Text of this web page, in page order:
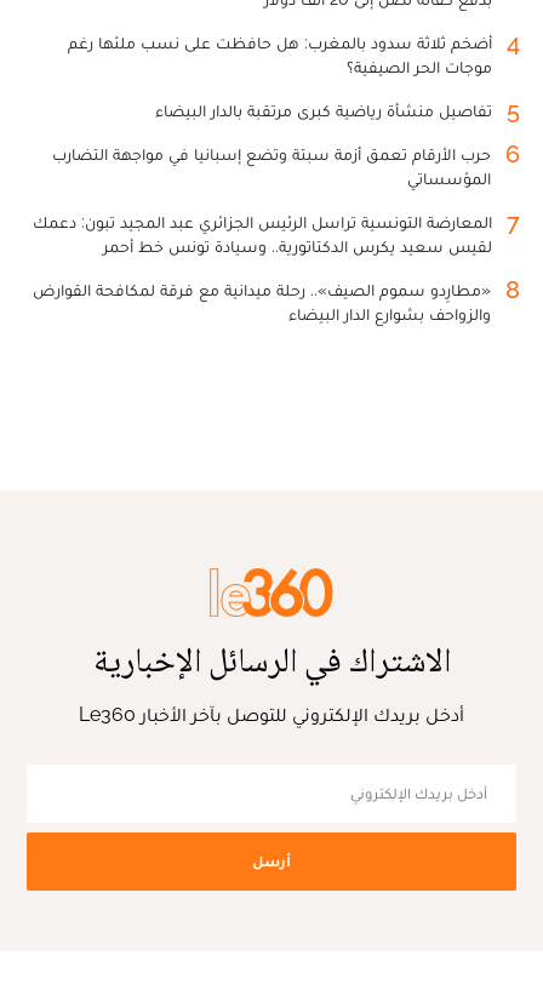
4
أضخم ثلاثة سدود بالمغرب: هل حافظت على نسب ملئها رغم
موجات الحر الصيفية؟
5 تفاصيل منشأة رياضية كبرى مرتقبة بالدار البيضاء
6
حرب الأرقام تعمق أزمة سبتة وتضع إسبانيا في مواجهة التضارب
المؤسساتي
7
المعارضة التونسية تراسل الرئيس الجزائري عبد المجيد تبون: دعمك
لقيس سعيد يكرس الدكتاتورية.. وسيادة تونس خط أحمر
8
«مطارِدو سموم الصيف».. رحلة ميدانية مع فرقة لمكافحة القوارض
والزواحف بشوارع الدار البيضاء
الاشتراك في الرسائل الإخبارية
أدخل بريدك الإلكتروني للتوصل بآخر الأخبار Le360
أرسل